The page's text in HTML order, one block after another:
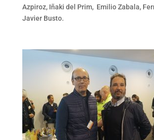
Azpiroz, Iñaki del Prim, Emilio Zabala,
Javier Busto.